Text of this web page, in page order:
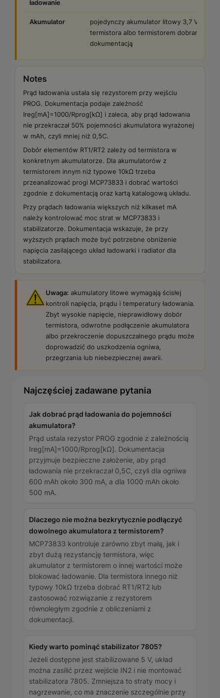
ładowanie
Akumulator
pojedynczy akumulator litowy 3,7 V z
termistora albo termistorem dobranym
dokumentacją
Notes
Prąd ładowania ustala się rezystorem przy wejściu
PROG. Dokumentacja podaje zależność
Ireg[mA]=1000/Rprog[kΩ] i zaleca, aby prąd ładowania
nie przekraczał 50% pojemności akumulatora wyrażonej
w mAh, czyli mniej niż 0,5C.
Dobór elementów RT1/RT2 zależy od termistora w
konkretnym akumulatorze. Dla akumulatorów z
termistorem innym niż typowe 10kΩ trzeba
przeanalizować progi MCP73833 i dobrać wartości
zgodnie z dokumentacją oraz kartą katalogową układu.
Przy prądach ładowania większych niż kilkaset mA
należy kontrolować moc strat w MCP73833 i
stabilizatorze. Dokumentacja wskazuje, że przy
wyższych prądach może być potrzebne obniżenie
napięcia zasilającego układ ładowarki i radiator dla
stabilizatora.
Uwaga: akumulatory litowe wymagają ścisłej
kontroli napięcia, prądu i temperatury ładowania.
Zbyt wysokie napięcie, nieprawidłowy dobór
termistora, odwrotne podłączenie akumulatora
albo przekroczenie dopuszczalnego prądu może
doprowadzić do uszkodzenia ogniwa,
przegrzania lub niebezpiecznej awarii.
Najczęściej zadawane pytania
Jak dobrać prąd ładowania do pojemności
akumulatora?
Prąd ustala rezystor PROG zgodnie z zależnością
Ireg[mA]=1000/Rprog[kΩ]. Dokumentacja
przyjmuje bezpieczne założenie, aby prąd
ładowania nie przekraczał 0,5C, czyli dla ogniwa
600 mAh około 300 mA, a dla 1000 mAh około
500 mA.
Dlaczego nie można bezkrytycznie podłączyć
dowolnego akumulatora z termistorem?
MCP73833 kontroluje zarówno zbyt małą, jak i
zbyt dużą rezystancję termistora, więc
akumulator z termistorem o innej wartości może
blokować ładowanie. Dla termistora innego niż
typowy 10kΩ trzeba dobrać RT1/RT2 lub
zastosować rozwiązanie z rezystorem
równoległym zgodnie z obliczeniami z
dokumentacji.
Kiedy warto pominąć stabilizator 7805?
Jeżeli dostępne jest stabilizowane 5 V, układ
można zasilić przez wejście IN2 i nie montować
stabilizatora 7805. Zmniejsza to straty mocy i
nagrzewanie, co ma znaczenie szczególnie przy